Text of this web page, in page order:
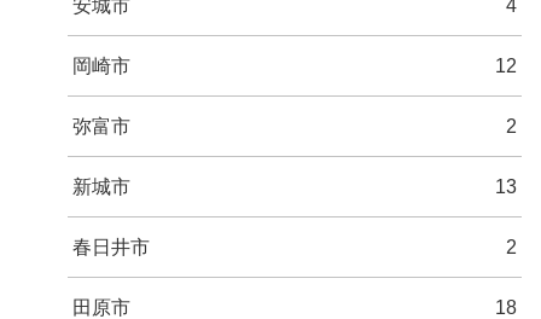
安城市 4
岡崎市 12
弥富市 2
新城市 13
春日井市 2
田原市 18